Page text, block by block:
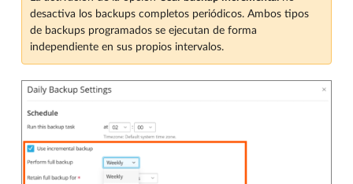
desactiva los backups completos periódicos. Ambos tipos
de backups programados se ejecutan de forma
independiente en sus propios intervalos.